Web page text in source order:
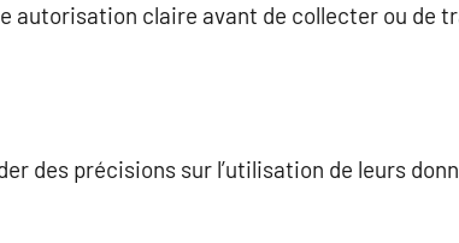
autorisation claire avant de collecter ou de
des précisions sur l’utilisation de leurs